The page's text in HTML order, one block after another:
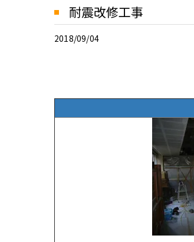
耐震改修工事
2018/09/04